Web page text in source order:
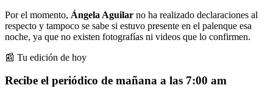
Por el momento, Ángela Aguilar no ha realizado declaraciones al
respecto y tampoco se sabe si estuvo presente en el palenque esa
noche, ya que no existen fotografías ni videos que lo confirmen.
📰 Tu edición de hoy
Recibe el periódico de mañana a las 7:00 am